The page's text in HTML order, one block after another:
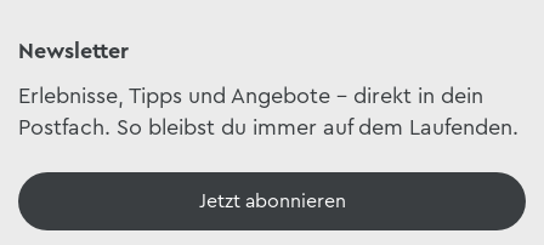
Newsletter
Erlebnisse, Tipps und Angebote – direkt in dein
Postfach. So bleibst du immer auf dem Laufenden.
Jetzt abonnieren